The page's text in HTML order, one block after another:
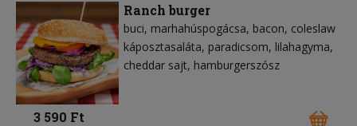
Ranch burger
buci marhahúspogácsa bacon coleslaw
káposztasaláta paradicsom lilahagyma
cheddar sajt hamburgerszósz
3 590 Ft